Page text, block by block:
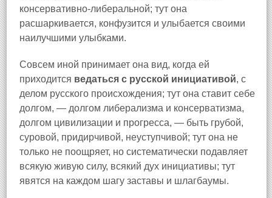
консервативно-либеральной; тут она
расшаркивается, конфузится и улыбается своими
наилучшими улыбками.
Совсем иной принимает она вид, когда ей
приходится ведаться с русской инициативой, с
делом русского происхождения; тут она ставит себе
долгом, — долгом либерализма и консерватизма,
долгом цивилизации и прогресса, — быть грубой,
суровой, придирчивой, неуступчивой; тут она не
только не поощряет, но систематически подавляет
всякую живую силу, всякий дух инициативы; тут
явятся на каждом шагу заставы и шлагбаумы.